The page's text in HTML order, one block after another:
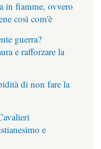
in fiamme, ovvero
così com'è
guerra?
e rafforzare la
di non fare la
e